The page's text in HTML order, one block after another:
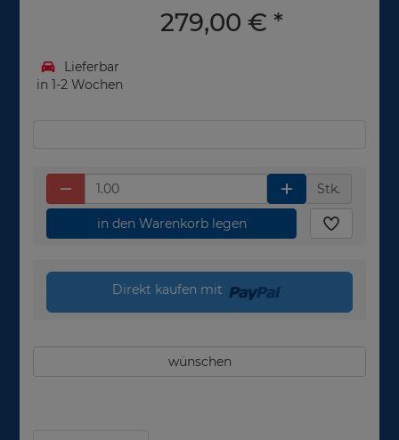
279,00 € *
Lieferbar
in 1-2 Wochen
Stk.
in den Warenkorb legen
Direkt kaufen mit
wünschen